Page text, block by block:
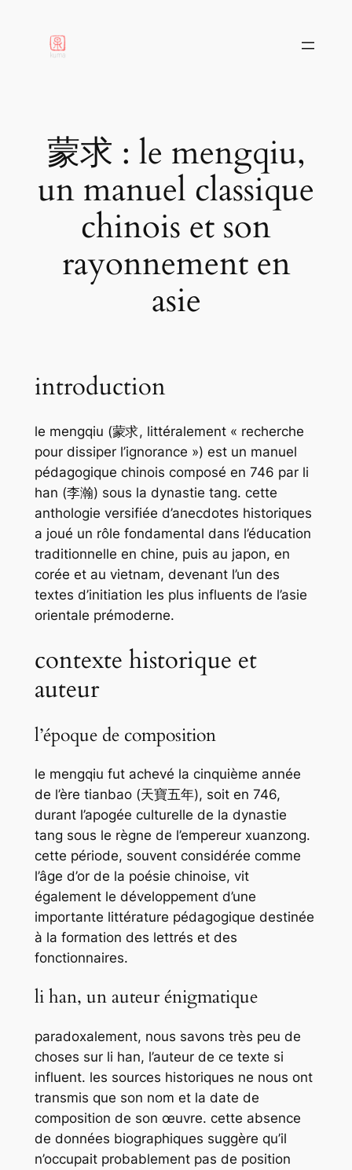
contenu
蒙求 : le mengqiu,
un manuel classique
chinois et son
rayonnement en
asie
introduction
le mengqiu (蒙求, littéralement « recherche
pour dissiper l’ignorance ») est un manuel
pédagogique chinois composé en 746 par li
han (李瀚) sous la dynastie tang. cette
anthologie versifiée d’anecdotes historiques
a joué un rôle fondamental dans l’éducation
traditionnelle en chine, puis au japon, en
corée et au vietnam, devenant l’un des
textes d’initiation les plus influents de l’asie
orientale prémoderne.
contexte historique et
auteur
l’époque de composition
le mengqiu fut achevé la cinquième année
de l’ère tianbao (天寶五年), soit en 746,
durant l’apogée culturelle de la dynastie
tang sous le règne de l’empereur xuanzong.
cette période, souvent considérée comme
l’âge d’or de la poésie chinoise, vit
également le développement d’une
importante littérature pédagogique destinée
à la formation des lettrés et des
fonctionnaires.
li han, un auteur énigmatique
paradoxalement, nous savons très peu de
choses sur li han, l’auteur de ce texte si
influent. les sources historiques ne nous ont
transmis que son nom et la date de
composition de son œuvre. cette absence
de données biographiques suggère qu’il
n’occupait probablement pas de position